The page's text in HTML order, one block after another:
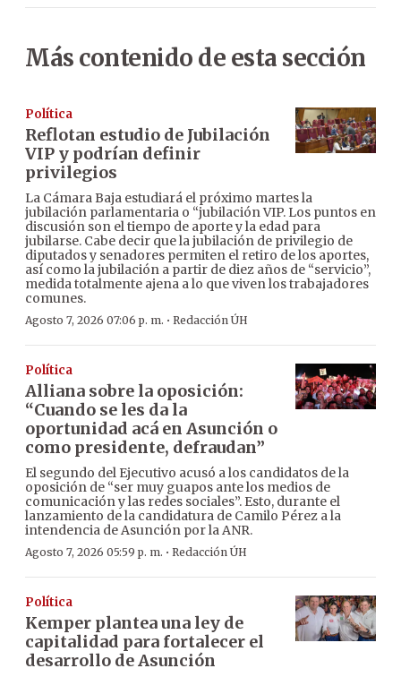
Más contenido de esta sección
Política
Reflotan estudio de Jubilación
VIP y podrían definir
privilegios
La Cámara Baja estudiará el próximo martes la
jubilación parlamentaria o “jubilación VIP. Los puntos en
discusión son el tiempo de aporte y la edad para
jubilarse. Cabe decir que la jubilación de privilegio de
diputados y senadores permiten el retiro de los aportes,
así como la jubilación a partir de diez años de “servicio”,
medida totalmente ajena a lo que viven los trabajadores
comunes.
Agosto 7, 2026 07:06 p. m. · Redacción ÚH
Política
Alliana sobre la oposición:
“Cuando se les da la
oportunidad acá en Asunción o
como presidente, defraudan”
El segundo del Ejecutivo acusó a los candidatos de la
oposición de “ser muy guapos ante los medios de
comunicación y las redes sociales”. Esto, durante el
lanzamiento de la candidatura de Camilo Pérez a la
intendencia de Asunción por la ANR.
Agosto 7, 2026 05:59 p. m. · Redacción ÚH
Política
Kemper plantea una ley de
capitalidad para fortalecer el
desarrollo de Asunción